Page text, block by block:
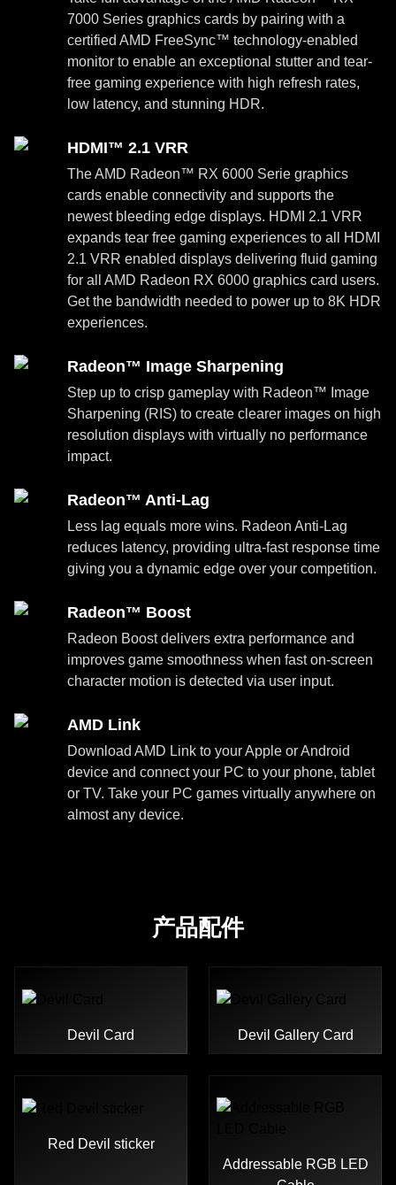
7000 Series graphics cards by pairing with a
certified AMD FreeSync™ technology-enabled
monitor to enable an exceptional stutter and tear-
free gaming experience with high refresh rates,
low latency, and stunning HDR.
HDMI™ 2.1 VRR
The AMD Radeon™ RX 6000 Serie graphics
cards enable connectivity and supports the
newest bleeding edge displays. HDMI 2.1 VRR
expands tear free gaming experiences to all HDMI
2.1 VRR enabled displays delivering fluid gaming
for all AMD Radeon RX 6000 graphics card users.
Get the bandwidth needed to power up to 8K HDR
experiences.
Radeon™ Image Sharpening
Step up to crisp gameplay with Radeon™ Image
Sharpening (RIS) to create clearer images on high
resolution displays with virtually no performance
impact.
Radeon™ Anti-Lag
Less lag equals more wins. Radeon Anti-Lag
reduces latency, providing ultra-fast response time
giving you a dynamic edge over your competition.
Radeon™ Boost
Radeon Boost delivers extra performance and
improves game smoothness when fast on-screen
character motion is detected via user input.
AMD Link
Download AMD Link to your Apple or Android
device and connect your PC to your phone, tablet
or TV. Take your PC games virtually anywhere on
almost any device.
产品配件
Devil Card Devil Gallery Card
Red Devil sticker
Addressable RGB LED